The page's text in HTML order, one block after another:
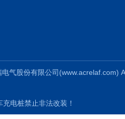
电气股份有限公司
电桩禁止非法改装！